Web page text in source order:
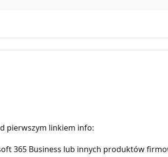
pierwszym linkiem info:
365 Business lub innych produktów